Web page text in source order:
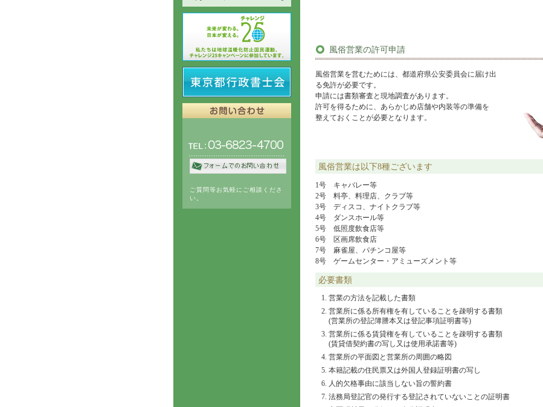
風俗営業の許可申請
風俗営業を営むためには、都道府県公安委員会に届け出
る免許が必要です。
申請には書類審査と現地調査があります。
許可を得るために、あらかじめ店舗や内装等の準備を
整えておくことが必要となります。
風俗営業は以下8種ございます
1号 キャバレー等
2号 料亭、料理店、クラブ等
3号 ディスコ、ナイトクラブ等
4号 ダンスホール等
5号 低照度飲食店等
6号 区画席飲食店
7号 麻雀屋、パチンコ屋等
8号 ゲームセンター・アミューズメント等
必要書類
営業の方法を記載した書類
営業所に係る所有権を有していることを疎明する書類
(営業所の登記簿謄本又は登記事項証明書等)
営業所に係る賃貸権を有していることを疎明する書類
(賃貸借契約書の写し又は使用承諾書等)
営業所の平面図と営業所の周囲の略図
本籍記載の住民票又は外国人登録証明書の写し
人的欠格事由に該当しない旨の誓約書
法務局登記官の発行する登記されていないことの証明書
ご質問等お気軽にご相談くださ
い。